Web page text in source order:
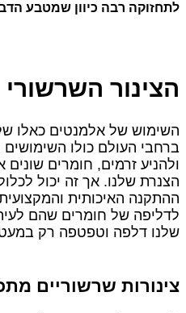
לתחזוקה רבה כיוון שמטבע
הצינור
השימוש של אלמנטים כאלו
ברחבי העולם כולו
ולהניע זרמים, חומרים
הצנרת שלנו. אך זה יכול
ההתקנה האיכותית
לדליפה של חומרים שהם
שלנו דלפה וטפטפה רק
צינורות שרשוריים